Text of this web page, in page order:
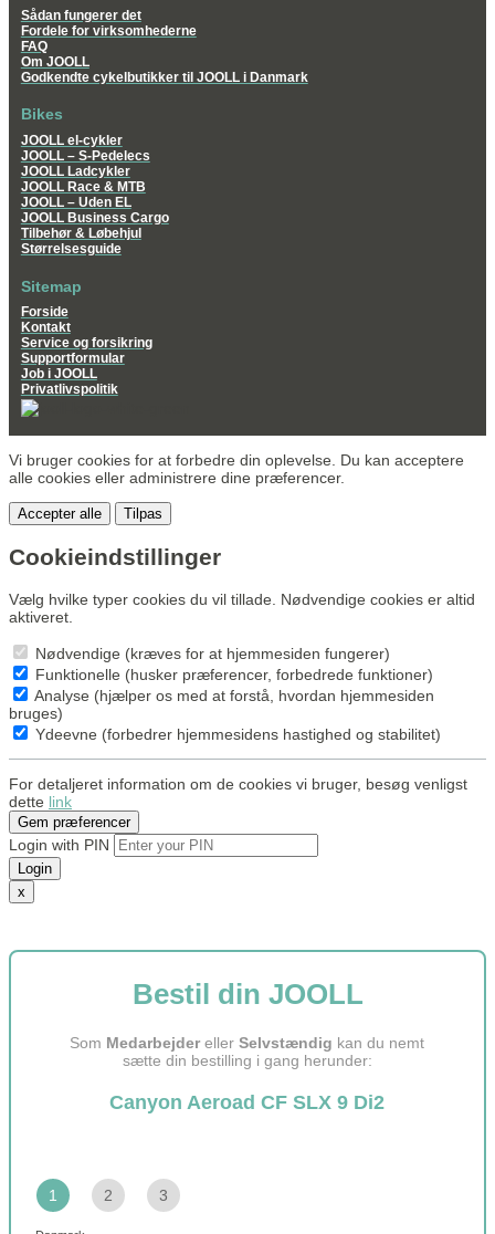
Sådan fungerer det
Fordele for virksomhederne
FAQ
Om JOOLL
Godkendte cykelbutikker til JOOLL i Danmark
Bikes
JOOLL el-cykler
JOOLL – S-Pedelecs
JOOLL Ladcykler
JOOLL Race & MTB
JOOLL – Uden EL
JOOLL Business Cargo
Tilbehør & Løbehjul
Størrelsesguide
Sitemap
Forside
Kontakt
Service og forsikring
Supportformular
Job i JOOLL
Privatlivspolitik
Vi bruger cookies for at forbedre din oplevelse. Du kan acceptere
alle cookies eller administrere dine præferencer.
Accepter alle Tilpas
Cookieindstillinger
Vælg hvilke typer cookies du vil tillade. Nødvendige cookies er altid
aktiveret.
Nødvendige (kræves for at hjemmesiden fungerer)
Funktionelle (husker præferencer, forbedrede funktioner)
Analyse (hjælper os med at forstå, hvordan hjemmesiden
bruges)
Ydeevne (forbedrer hjemmesidens hastighed og stabilitet)
For detaljeret information om de cookies vi bruger, besøg venligst
dette link
Gem præferencer
Login with PIN
Login
x
Bestil din JOOLL
Som Medarbejder ellerSelvstændig kan du nemt
sætte din bestilling i gang herunder:
Canyon Aeroad CF SLX 9 Di2
1 2 3